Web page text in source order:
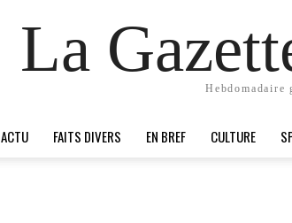
La
ACTU FAITS DIVERS EN BREF CULTURE